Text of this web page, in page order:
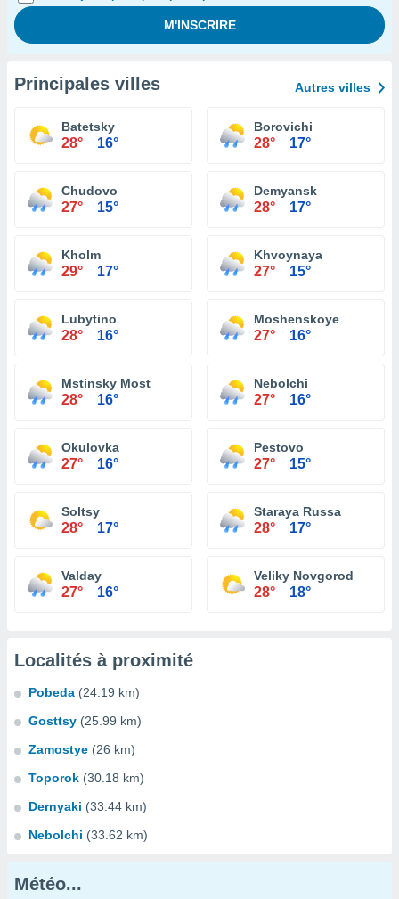
Principales villes Autres villes
Batetsky
28° 16°
Borovichi
28° 17°
Chudovo
27° 15°
Demyansk
28° 17°
Kholm
29° 17°
Khvoynaya
27° 15°
Lubytino
28° 16°
Moshenskoye
27° 16°
Mstinsky Most
28° 16°
Nebolchi
27° 16°
Okulovka
27° 16°
Pestovo
27° 15°
Soltsy
28° 17°
Staraya Russa
28° 17°
Valday
27° 16°
Veliky Novgorod
28° 18°
Localités à proximité
Pobeda (24.19 km)
Gosttsy (25.99 km)
Zamostye (26 km)
Toporok (30.18 km)
Dernyaki (33.44 km)
Nebolchi (33.62 km)
Météo...